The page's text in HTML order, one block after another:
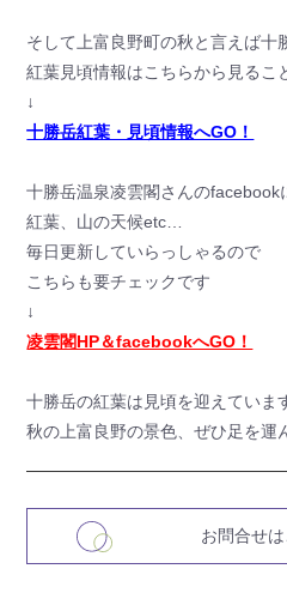
そして上富良野町の秋と言えば十
紅葉見頃情報はこちらから見るこ
↓
十勝岳紅葉・見頃情報へGO！
十勝岳温泉凌雲閣さんのfacebook
紅葉、山の天候etc…
毎日更新していらっしゃるので
こちらも要チェックです
↓
凌雲閣HP＆facebookへGO！
十勝岳の紅葉は見頃を迎えていま
秋の上富良野の景色、ぜひ足を運
お問合せ